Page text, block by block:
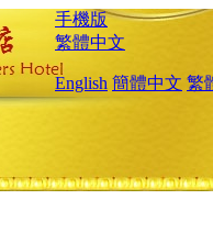
手機版
繁體中文
English 簡體中文 繁